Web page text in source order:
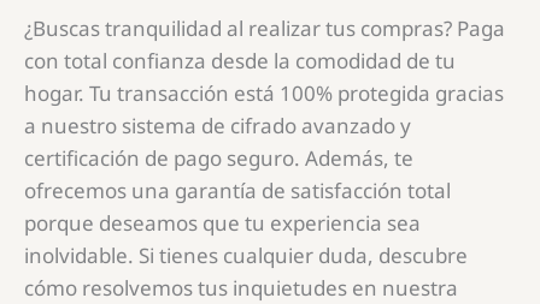
¿Buscas tranquilidad al realizar tus compras? Paga
con total confianza desde la comodidad de tu
hogar. Tu transacción está 100% protegida gracias
a nuestro sistema de cifrado avanzado y
certificación de pago seguro. Además, te
ofrecemos una garantía de satisfacción total
porque deseamos que tu experiencia sea
inolvidable. Si tienes cualquier duda, descubre
cómo resolvemos tus inquietudes en nuestra